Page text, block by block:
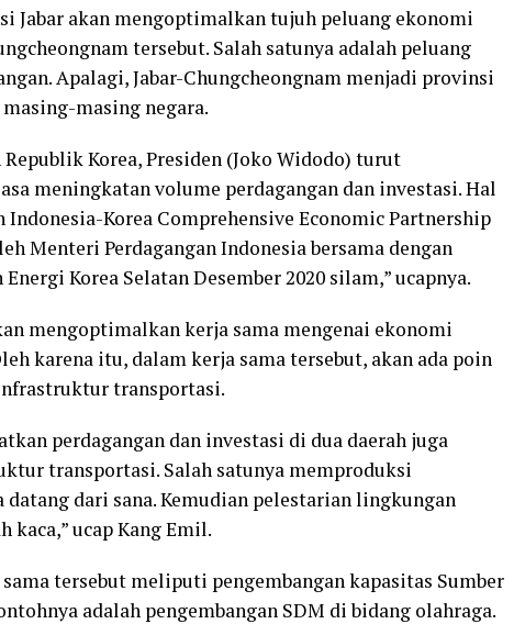
Jabar akan mengoptimalkan tujuh peluang ekonomi
tersebut. Salah satunya adalah peluang
Apalagi, Jabar-Chungcheongnam menjadi provinsi
masing negara.
Korea, Presiden (Joko Widodo) turut
meningkatan volume perdagangan dan investasi. Hal
Korea Comprehensive Economic Partnership
Menteri Perdagangan Indonesia bersama dengan
Korea Selatan Desember 2020 silam,” ucapnya.
mengoptimalkan kerja sama mengenai ekonomi
karena itu, dalam kerja sama tersebut, akan ada poin
transportasi.
perdagangan dan investasi di dua daerah juga
transportasi. Salah satunya memproduksi
dari sana. Kemudian pelestarian lingkungan
kaca,” ucap Kang Emil.
tersebut meliputi pengembangan kapasitas Sumber
adalah pengembangan SDM di bidang olahraga.